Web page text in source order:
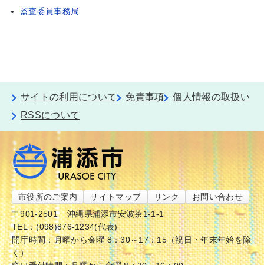
監査委員事務局
サイトの利用について 免責事項
個人情報の取扱い
RSSについて
市役所のご案内 サイトマップ リンク
お問い合わせ
〒901-2501
沖縄県浦添市安波茶1-1-1
TEL：(098)876-1234(代表)
開庁時間：月曜から金曜 8：30～17：15（祝日・年末年始を除
く）